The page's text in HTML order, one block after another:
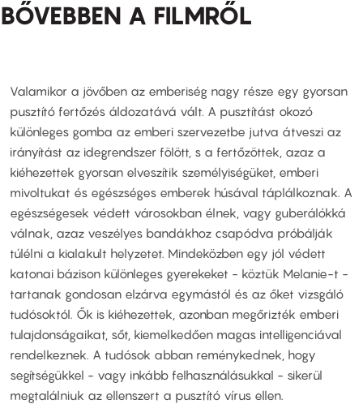
BŐVEBBEN A FILMRŐL
Valamikor a jövőben az emberiség nagy része egy gyorsan
pusztító fertőzés áldozatává vált. A pusztítást okozó
különleges gomba az emberi szervezetbe jutva átveszi az
irányítást az idegrendszer fölött, s a fertőzöttek, azaz a
kiéhezettek gyorsan elveszítik személyiségüket, emberi
mivoltukat és egészséges emberek húsával táplálkoznak. A
egészségesek védett városokban élnek, vagy guberálókká
válnak, azaz veszélyes bandákhoz csapódva próbálják
túlélni a kialakult helyzetet. Mindeközben egy jól védett
katonai bázison különleges gyerekeket - köztük Melanie-t -
tartanak gondosan elzárva egymástól és az őket vizsgáló
tudósoktól. Ők is kiéhezettek, azonban megőrizték emberi
tulajdonságaikat, sőt, kiemelkedően magas intelligenciával
rendelkeznek. A tudósok abban reménykednek, hogy
segítségükkel - vagy inkább felhasználásukkal - sikerül
megtalálniuk az ellenszert a pusztító vírus ellen.